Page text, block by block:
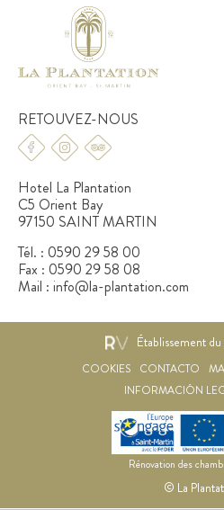
RETOUVEZ-NOUS
Hotel La Plantation
C5 Orient Bay
97150 SAINT MARTIN
Tél. : 0590 29 58 00
Fax : 0590 29 58 08
Mail : info@la-plantation.com
Établissement
COOKIES CONTACTO
INFORMACIÓN
Rénovation des
© La